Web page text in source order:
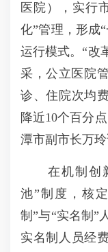
医院），实行
化”管理，形成
运行模式。“改
采，公立医院
诊、住院次均
降近10个百分
潭市副市长万玲
在机制创
池”制度，核
制”与“实名制”
实名制人员经